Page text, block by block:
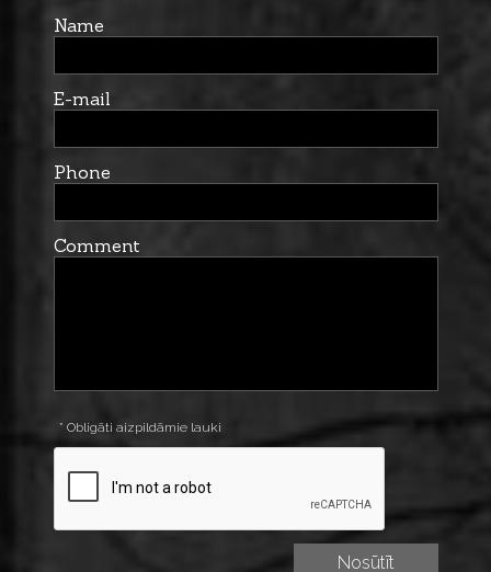
Name
E-mail
Phone
Comment
* Obligāti aizpildāmie lauki